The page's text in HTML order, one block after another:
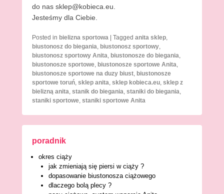
do nas sklep@kobieca.eu.
Jesteśmy dla Ciebie.
Posted in bielizna sportowa | Tagged anita sklep,
biustonosz do biegania, biustonosz sportowy,
biustonosz sportowy Anita, biustonosze do biegania,
biustonosze sportowe, biustonosze sportowe Anita,
biustonosze sportowe na duzy biust, biustonosze
sportowe toruń, sklep anita, sklep kobieca.eu, sklep z
bielizną anita, stanik do biegania, staniki do biegania,
staniki sportowe, staniki sportowe Anita
poradnik
okres ciąży
jak zmieniają się piersi w ciąży ?
dopasowanie biustonosza ciążowego
dlaczego bolą plecy ?